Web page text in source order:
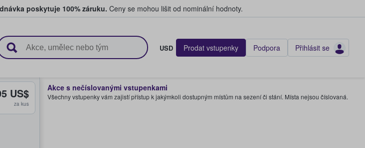
poskytuje 100% záruku. Ceny se mohou lišit od nominální hodnoty.
vstupenky USD Prodat vstupenky Podpora Přihlásit se
US$
za kus
Akce s nečíslovanými vstupenkami
Všechny vstupenky vám zajistí přístup k jakýmkoli dostupným místům na sezení či stání. Místa nejsou číslovaná.